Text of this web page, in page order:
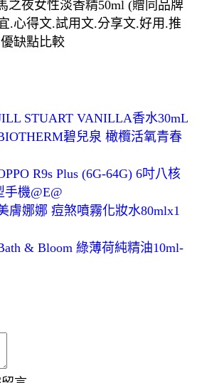
之夜女性淡香精50ml (贈同品牌
.心得文.試用文.分享文.好用.推
缺點比較
STUART VANILLA香水30mL
碧兒泉 橄欖活氧青春
R9s Plus (6G-64G) 6吋八核
手機@E@
膚娜娜 痘煞噴霧化妝水80mlx1
& Bloom 綠薄荷純精油10ml-